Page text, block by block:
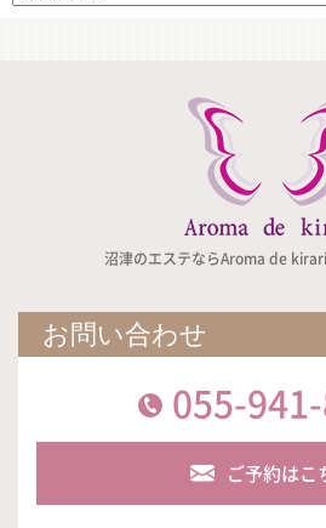
沼津のエステならAroma de
お問い合わせ
055-
ご予約はこ